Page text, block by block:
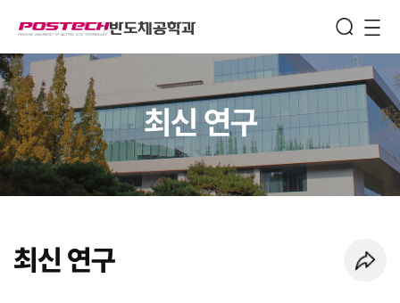
SemiconductorEngineering
최신 연구
최신 연구